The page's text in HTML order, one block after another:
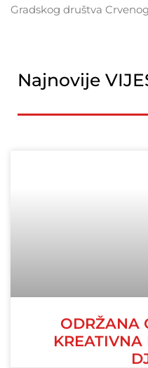
Gradskog društva
Najnovije
ODRŽANA